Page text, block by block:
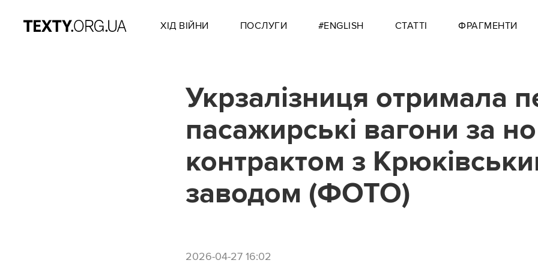
ХІД ВІЙНИ ПОСЛУГИ #ENGLISH СТАТТІ ФРАГМЕНТИ
Укрзалізниця отримала
пасажирські вагони за
контрактом з
заводом (ФОТО)
2026-04-27 16:02